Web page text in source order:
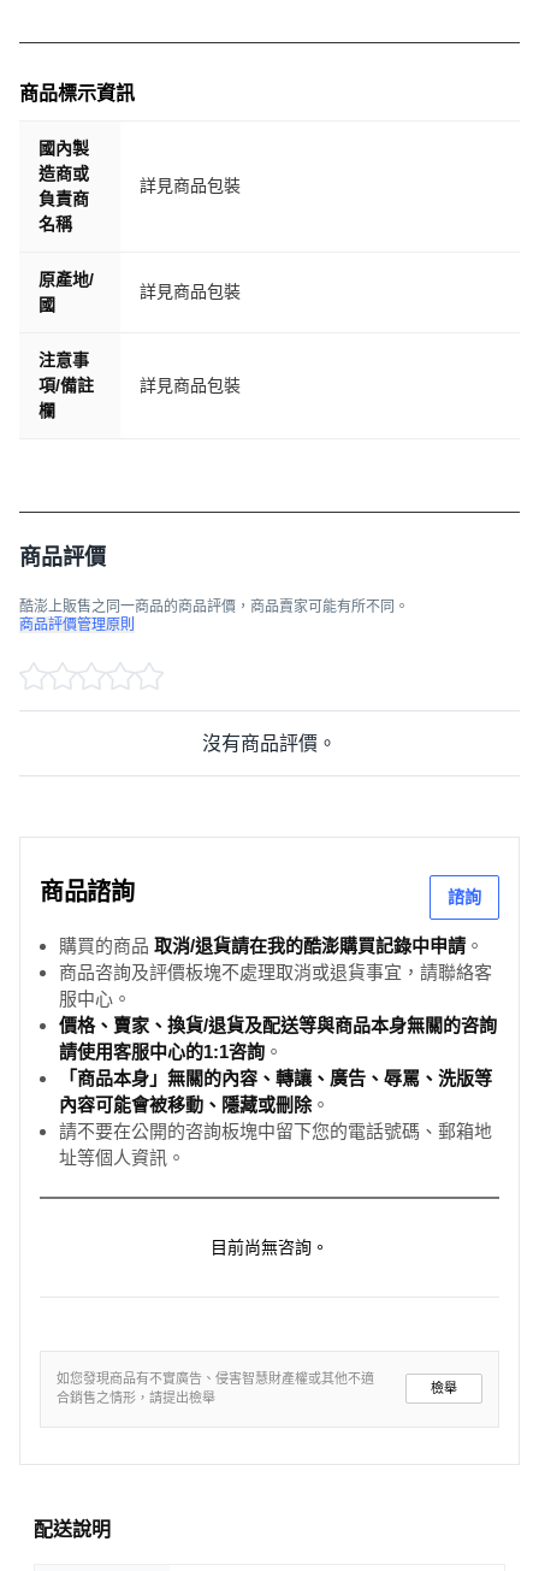
商品標示資訊
國內製
造商或
負責商
名稱
詳見商品包裝
原產地/
國
詳見商品包裝
注意事
項/備註
欄
詳見商品包裝
商品評價
酷澎上販售之同一商品的商品評價，商品賣家可能有所不同。
商品評價管理原則
沒有商品評價。
商品諮詢 諮詢
購買的商品 取消/退貨請在我的酷澎購買記錄中申請 。
商品咨詢及評價板塊不處理取消或退貨事宜，請聯絡客
服中心。
價格、賣家、換貨/退貨及配送等與商品本身無關的咨詢
請使用客服中心的1:1咨詢 。
「商品本身」無關的內容、轉讓、廣告、辱罵、洗版等
內容可能會被移動、隱藏或刪除。
請不要在公開的咨詢板塊中留下您的電話號碼、郵箱地
址等個人資訊。
目前尚無咨詢。
如您發現商品有不實廣告、侵害智慧財產權或其他不適
合銷售之情形，請提出檢舉
檢舉
配送說明